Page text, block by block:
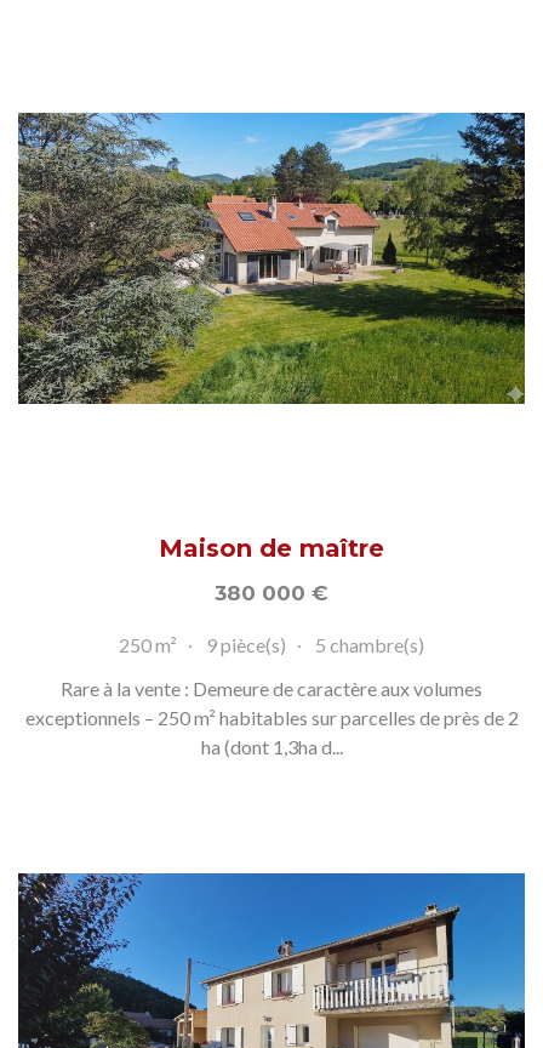
Maison de maître
380 000 €
250 m² 9 pièce(s)
5 chambre(s)
Rare à la vente : Demeure de caractère aux volumes
exceptionnels – 250 m² habitables sur parcelles de près de 2
ha (dont 1,3ha d...